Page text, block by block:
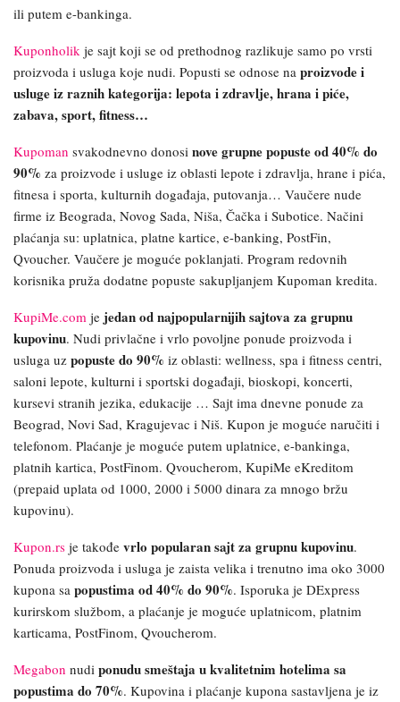
ili putem e-bankinga.
Kuponholik je sajt koji se od prethodnog razlikuje samo po vrsti
proizvoda i usluga koje nudi. Popusti se odnose na proizvode i
usluge iz raznih kategorija: lepota i zdravlje, hrana i piće,
zabava, sport, fitness…
Kupoman svakodnevno donosi nove grupne popuste od 40% do
90% za proizvode i usluge iz oblasti lepote i zdravlja, hrane i pića,
fitnesa i sporta, kulturnih događaja, putovanja… Vaučere nude
firme iz Beograda, Novog Sada, Niša, Čačka i Subotice. Načini
plaćanja su: uplatnica, platne kartice, e-banking, PostFin,
Qvoucher. Vaučere je moguće poklanjati. Program redovnih
korisnika pruža dodatne popuste sakupljanjem Kupoman kredita.
KupiMe.com je jedan od najpopularnijih sajtova za grupnu
kupovinu. Nudi privlačne i vrlo povoljne ponude proizvoda i
usluga uz popuste do 90% iz oblasti: wellness, spa i fitness centri,
saloni lepote, kulturni i sportski događaji, bioskopi, koncerti,
kursevi stranih jezika, edukacije … Sajt ima dnevne ponude za
Beograd, Novi Sad, Kragujevac i Niš. Kupon je moguće naručiti i
telefonom. Plaćanje je moguće putem uplatnice, e-bankinga,
platnih kartica, PostFinom. Qvoucherom, KupiMe eKreditom
(prepaid uplata od 1000, 2000 i 5000 dinara za mnogo bržu
kupovinu).
Kupon.rs je takođe vrlo popularan sajt za grupnu kupovinu.
Ponuda proizvoda i usluga je zaista velika i trenutno ima oko 3000
kupona sa popustima od 40% do 90%. Isporuka je DExpress
kurirskom službom, a plaćanje je moguće uplatnicom, platnim
karticama, PostFinom, Qvoucherom.
Megabon nudi ponudu smeštaja u kvalitetnim hotelima sa
popustima do 70%. Kupovina i plaćanje kupona sastavljena je iz